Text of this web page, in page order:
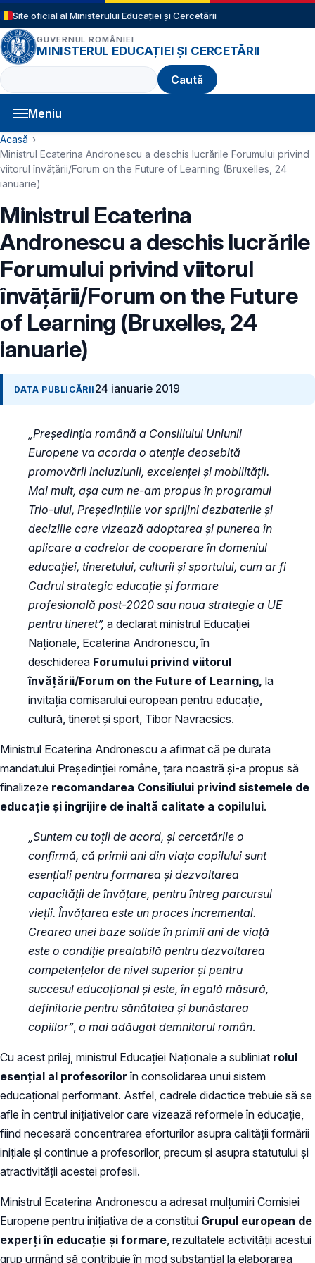
Sari la conținutul principal
Site oficial al Ministerului Educației și Cercetării
GUVERNUL ROMÂNIEI
MINISTERUL EDUCAȚIEI ȘI CERCETĂRII
Caută
Meniu
Navigație principală
Cale de navigare
Acasă
Ministrul Ecaterina Andronescu a deschis lucrările Forumului privind
viitorul învățării/Forum on the Future of Learning (Bruxelles, 24
ianuarie)
Ministrul Ecaterina
Andronescu a deschis lucrările
Forumului privind viitorul
învățării/Forum on the Future
of Learning (Bruxelles, 24
ianuarie)
DATA PUBLICĂRII 24 ianuarie 2019
„Președinția română a Consiliului Uniunii
Europene va acorda o atenție deosebită
promovării incluziunii, excelenței și mobilității.
Mai mult, așa cum ne-am propus în programul
Trio-ului, Președințiile vor sprijini dezbaterile și
deciziile care vizează adoptarea și punerea în
aplicare a cadrelor de cooperare în domeniul
educației, tineretului, culturii și sportului, cum ar fi
Cadrul strategic educație și formare
profesională post-2020 sau noua strategie a UE
pentru tineret”, a declarat ministrul Educației
Naționale, Ecaterina Andronescu, în
deschiderea Forumului privind viitorul
învățării/Forum on the Future of Learning, la
invitația comisarului european pentru educație,
cultură, tineret și sport, Tibor Navracsics.
Ministrul Ecaterina Andronescu a afirmat că pe durata
mandatului Președinției române, țara noastră și-a propus să
finalizeze recomandarea Consiliului privind sistemele de
educație și îngrijire de înaltă calitate a copilului.
„Suntem cu toții de acord, și cercetările o
confirmă, că primii ani din viața copilului sunt
esențiali pentru formarea și dezvoltarea
capacității de învățare, pentru întreg parcursul
vieții. Învățarea este un proces incremental.
Crearea unei baze solide în primii ani de viață
este o condiție prealabilă pentru dezvoltarea
competențelor de nivel superior și pentru
succesul educațional și este, în egală măsură,
definitorie pentru sănătatea și bunăstarea
copiilor”, a mai adăugat demnitarul român.
Cu acest prilej, ministrul Educației Naționale a subliniat rolul
esențial al profesorilor în consolidarea unui sistem
educațional performant. Astfel, cadrele didactice trebuie să se
afle în centrul inițiativelor care vizează reformele în educație,
fiind necesară concentrarea eforturilor asupra calității formării
inițiale și continue a profesorilor, precum și asupra statutului și
atractivității acestei profesii.
Ministrul Ecaterina Andronescu a adresat mulțumiri Comisiei
Europene pentru inițiativa de a constitui Grupul european de
experți în educație și formare , rezultatele activității acestui
grup urmând să contribuie în mod substanțial la elaborarea